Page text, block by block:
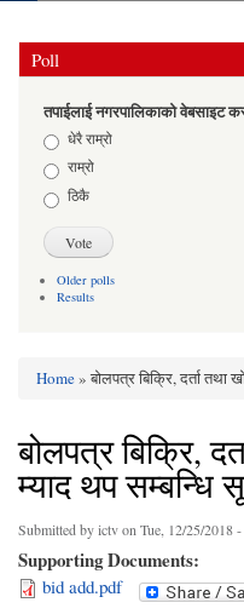
Poll
तपाईलाई नगरपालिकाको वेबसाइट
Choicesधेरै राम्रो
राम्रो
ठिकै
Older polls
Results
You are here
Home» बोलपत्र बिक्रि, दर्ता तथा
बोलपत्र बिक्रि,
म्याद थप सम्बन्धि
Submitted byictvon Tue, 12/25/2018
Supporting Documents:
bid add.pdf